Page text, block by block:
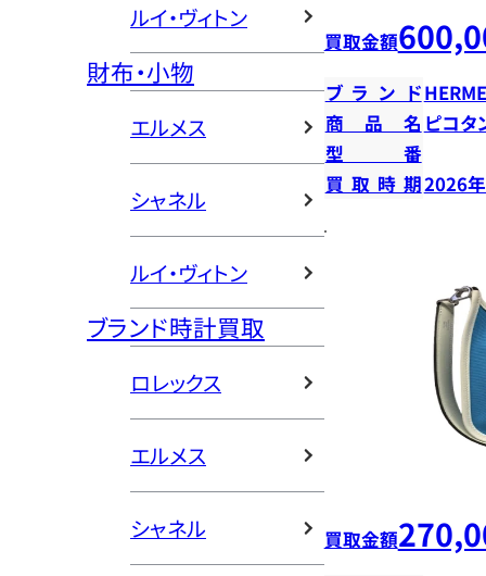
ルイ・ヴィトン
財布・小物
エルメス
シャネル
ルイ・ヴィトン
ブランド時計買取
ロレックス
エルメス
シャネル
買取金額
ブランド
商品名 ピコタ
型番
買取時期2026
買取金額